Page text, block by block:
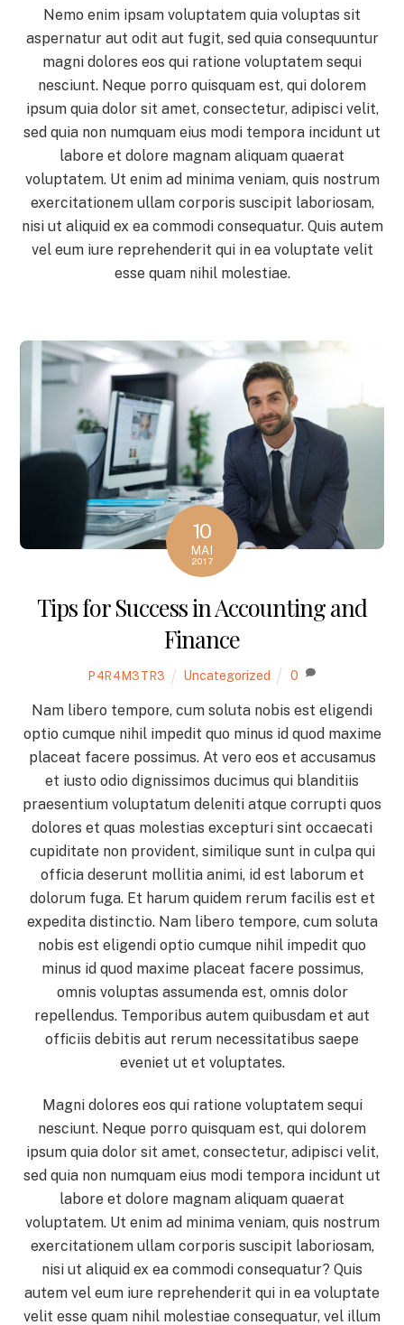
Nemo enim ipsam voluptatem quia voluptas sit
aspernatur aut odit aut fugit, sed quia consequuntur
magni dolores eos qui ratione voluptatem sequi
nesciunt. Neque porro quisquam est, qui dolorem
ipsum quia dolor sit amet, consectetur, adipisci velit,
sed quia non numquam eius modi tempora incidunt ut
labore et dolore magnam aliquam quaerat
voluptatem. Ut enim ad minima veniam, quis nostrum
exercitationem ullam corporis suscipit laboriosam,
nisi ut aliquid ex ea commodi consequatur. Quis autem
vel eum iure reprehenderit qui in ea voluptate velit
esse quam nihil molestiae.
10
MAI
2017
Tips for Success in Accounting and
Finance
P4R4M3TR3 Uncategorized 0
Nam libero tempore, cum soluta nobis est eligendi
optio cumque nihil impedit quo minus id quod maxime
placeat facere possimus. At vero eos et accusamus
et iusto odio dignissimos ducimus qui blanditiis
praesentium voluptatum deleniti atque corrupti quos
dolores et quas molestias excepturi sint occaecati
cupiditate non provident, similique sunt in culpa qui
officia deserunt mollitia animi, id est laborum et
dolorum fuga. Et harum quidem rerum facilis est et
expedita distinctio. Nam libero tempore, cum soluta
nobis est eligendi optio cumque nihil impedit quo
minus id quod maxime placeat facere possimus,
omnis voluptas assumenda est, omnis dolor
repellendus. Temporibus autem quibusdam et aut
officiis debitis aut rerum necessitatibus saepe
eveniet ut et voluptates.
Magni dolores eos qui ratione voluptatem sequi
nesciunt. Neque porro quisquam est, qui dolorem
ipsum quia dolor sit amet, consectetur, adipisci velit,
sed quia non numquam eius modi tempora incidunt ut
labore et dolore magnam aliquam quaerat
voluptatem. Ut enim ad minima veniam, quis nostrum
exercitationem ullam corporis suscipit laboriosam,
nisi ut aliquid ex ea commodi consequatur? Quis
autem vel eum iure reprehenderit qui in ea voluptate
velit esse quam nihil molestiae consequatur, vel illum